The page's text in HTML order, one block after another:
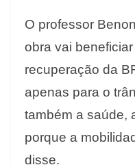
O professor
obra vai
recuperação da
apenas para o
também a saúde,
porque a
disse.